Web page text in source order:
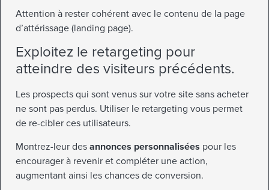
Attention à rester cohérent avec le contenu de la page
d’attérissage (landing page).
Exploitez le retargeting pour
atteindre des visiteurs précédents.
Les prospects qui sont venus sur votre site sans acheter
ne sont pas perdus. Utiliser le retargeting vous permet
de re-cibler ces utilisateurs.
Montrez-leur des annonces personnalisées pour les
encourager à revenir et compléter une action,
augmentant ainsi les chances de conversion.